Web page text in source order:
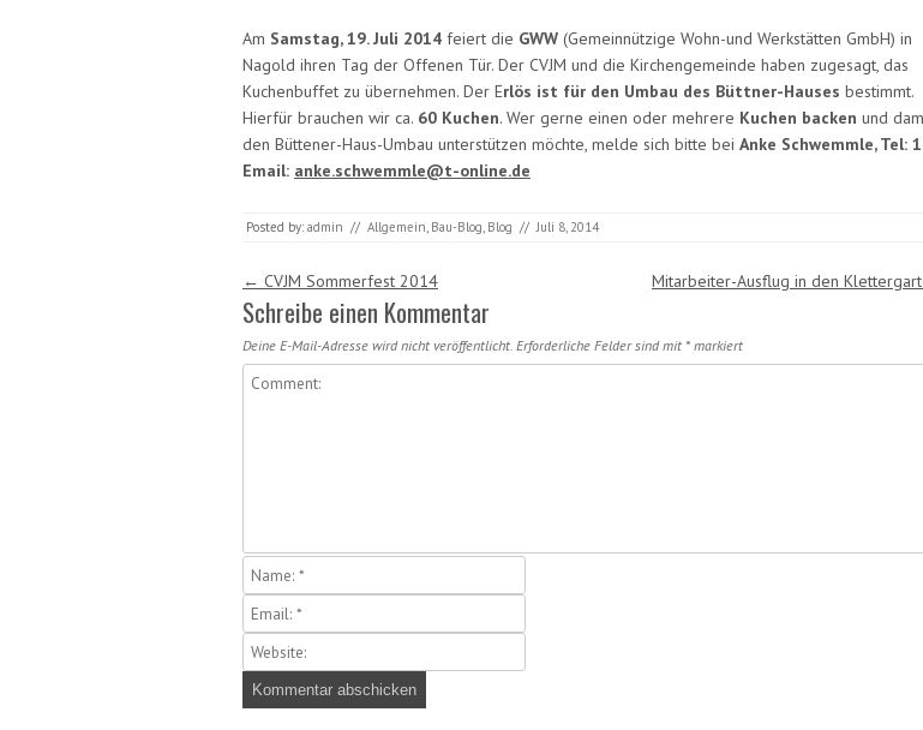
Am Samstag, 19. Juli 2014 feiert die GWW (Gemeinnützige Wohn-und Werkstätten GmbH) in
Nagold ihren Tag der Offenen Tür. Der CVJM und die Kirchengemeinde haben zugesagt, das
Kuchenbuffet zu übernehmen. Der Erlös ist für den Umbau des Büttner-Hauses bestimmt.
Hierfür brauchen wir ca. 60 Kuchen. Wer gerne einen oder mehrere Kuchen backen und
den Büttener-Haus-Umbau unterstützen möchte, melde sich bitte bei Anke Schwemmle, Tel:
Email: anke.schwemmle@t-online.de
Posted by: admin // Allgemein, Bau-Blog, Blog // Juli 8, 2014
Post navigation
← CVJM Sommerfest 2014 Mitarbeiter-Ausflug in den
Schreibe einen Kommentar
Deine E-Mail-Adresse wird nicht veröffentlicht. Erforderliche Felder sind mit * markiert